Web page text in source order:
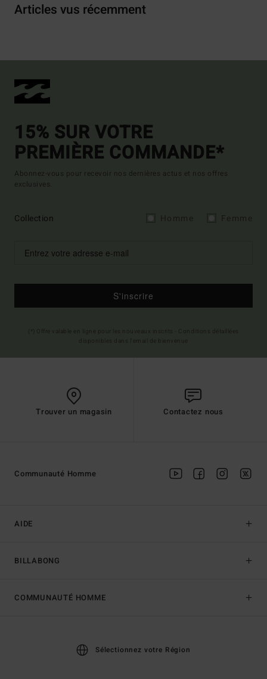
Articles vus récemment
15% SUR VOTRE
PREMIÈRE COMMANDE*
Abonnez-vous pour recevoir nos dernières actus et nos offres
exclusives.
Collection
S'inscrire
Trouver un magasin Contactez nous
AIDE
BILLABONG
Communauté Homme
COMMUNAUTÉ HOMME
Sélectionnez votre Région